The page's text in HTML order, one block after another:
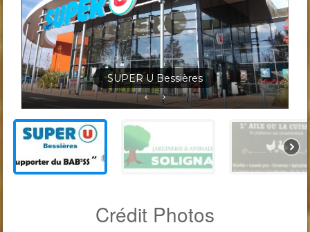
Jardineris Solignac Bessières
Crédit Photos